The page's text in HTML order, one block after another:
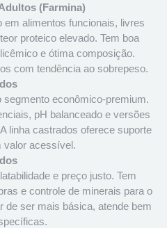
(Farmina)
em alimentos funcionais, livres
proteico elevado. Tem boa
e ótima composição.
com tendência ao sobrepeso.
segmento econômico-premium.
pH balanceado e versões
linha castrados oferece suporte
valor acessível.
e preço justo. Tem
e controle de minerais para o
de ser mais básica, atende bem